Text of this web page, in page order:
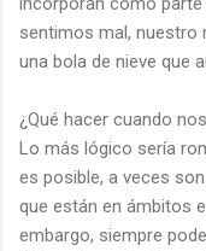
sentimos mal, nuestro
una bola de nieve que
¿Qué hacer cuando
Lo más lógico sería
es posible, a veces
que están en ámbitos
embargo, siempre